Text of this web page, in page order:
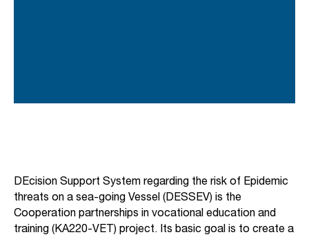
DEcision Support System regarding the risk of Epidemic
threats on a sea-going Vessel (DESSEV) is the
Cooperation partnerships in vocational education and
training (KA220-VET) project. Its basic goal is to create a